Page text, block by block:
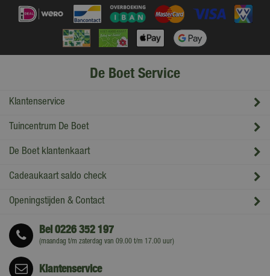
De Boet Service
Klantenservice
Tuincentrum De Boet
De Boet klantenkaart
Cadeaukaart saldo check
Openingstijden & Contact
Bel0226 352 197
(maandag t/m zaterdag van 09.00 t/m 17.00 uur)
Klantenservice